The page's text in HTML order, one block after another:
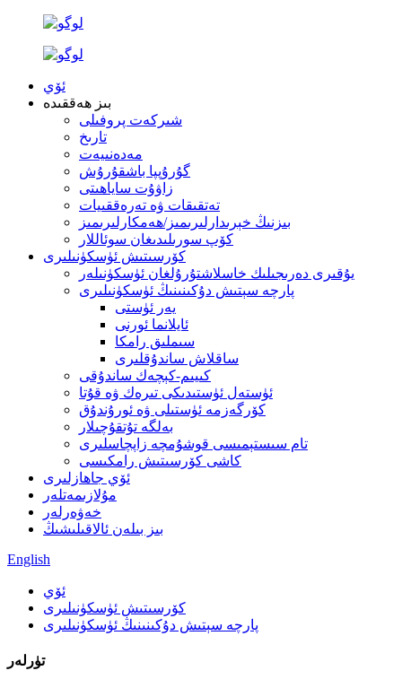
ئۆي
بىز ھەققىدە
شىركەت پروفىلى
تارىخ
مەدەنىيەت
گۇرۇپپا باشقۇرۇش
زاۋۇت ساياھىتى
تەتقىقات ۋە تەرەققىيات
بىزنىڭ خېرىدارلىرىمىز/ھەمكارلىرىمىز
كۆپ سورىلىدىغان سوئاللار
كۆرسىتىش ئۈسكۈنىلىرى
يۇقىرى دەرىجىلىك خاسلاشتۇرۇلغان ئۈسكۈنىلەر
پارچە سېتىش دۇكىنىنىڭ ئۈسكۈنىلىرى
يەر ئۈستى
ئايلانما ئورنى
سىملىق رامكا
ساقلاش ساندۇقلىرى
كىيىم-كېچەك ساندۇقى
ئۈستەل ئۈستىدىكى تىرەك ۋە قۇتا
كۆرگەزمە ئۈستىلى ۋە ئورۇندۇق
بەلگە تۇتقۇچىلار
تام سىستېمىسى قوشۇمچە زاپچاسلىرى
كاشى كۆرسىتىش رامكىسى
ئۆي جاھازلىرى
مۇلازىمەتلەر
خەۋەرلەر
بىز بىلەن ئالاقىلىشىڭ
English
ئۆي
كۆرسىتىش ئۈسكۈنىلىرى
پارچە سېتىش دۇكىنىنىڭ ئۈسكۈنىلىرى
تۈرلەر